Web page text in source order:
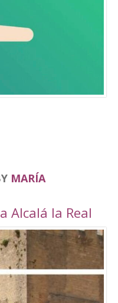
entre
a la
Iglesia Abacial,
están previstas
MARÍA
Alcalá la Real